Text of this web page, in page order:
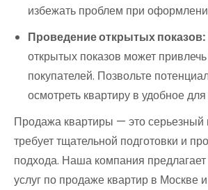
избежать проблем при
Проведение открытых показов:
открытых показов может
покупателей. Позвольте
осмотреть квартиру в удобное
Продажа квартиры — это серьезный
требует тщательной подготовки и
подхода. Наша компания
услуг по продаже квартир в Москве